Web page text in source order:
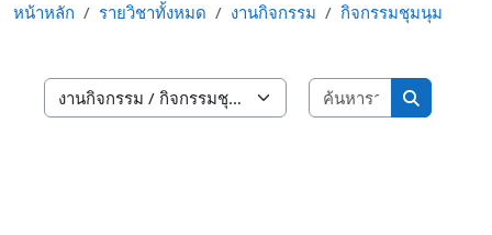
หน้าหลัก รายวิชาทั้งหมด งานกิจกรรม กิจกรรมชุมนุม
ประเภทของรายวิชา
ค้นหารายวิชา
ค้นหาราย